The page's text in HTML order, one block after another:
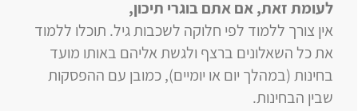
לעומת זאת, אם אתם בוגרי תיכון,
אין צורך ללמוד לפי חלוקה לשכבות גיל. תוכלו ללמוד
את כל השאלונים ברצף ולגשת אליהם באותו מועד
בחינות (במהלך יום או יומיים), כמובן עם ההפסקות
שבין הבחינות.